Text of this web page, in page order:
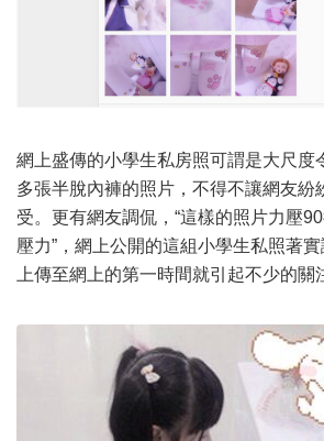
網上盛傳的小學生私房照可謂是大尺度
多張半脫內褲的照片，不得不讓網友紛
受。更有網友調侃，“這樣的照片力壓
壓力”，網上公開的這組小學生私照著
上傳至網上的第一時間就引起不少的關